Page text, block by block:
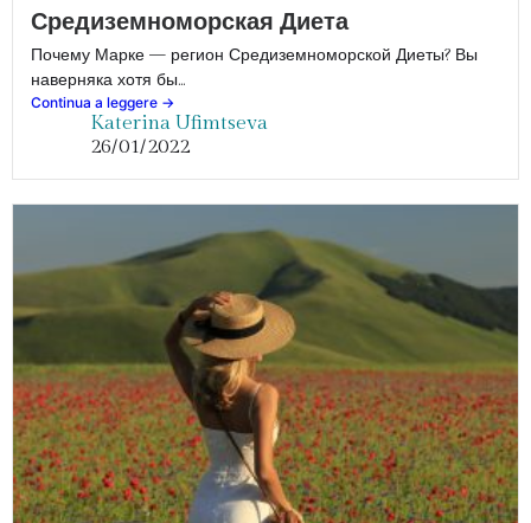
Средиземноморская Диета
Почему Марке — регион Средиземноморской Диеты? Вы
наверняка хотя бы...
Continua a leggere ->
Katerina Ufimtseva
26/01/2022